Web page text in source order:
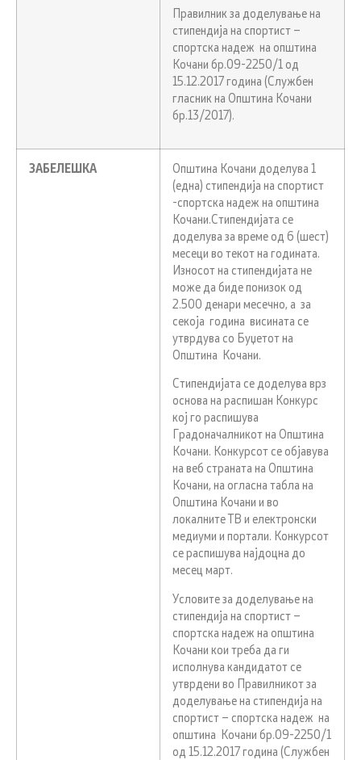
Правилник за доделување на
стипендија на спортист –
спортска надеж на општина
Кочани бр.09-2250/1 од
15.12.2017 година (Службен
гласник на Општина Кочани
бр.13/2017).
ЗАБЕЛЕШКА
Општина Кочани доделува 1
(една) стипендија на спортист
-спортска надеж на општина
Кочани.Стипендијата се
доделува за време од 6 (шест)
месеци во текот на годината.
Износот на стипендијата не
може да биде понизок од
2.500 денари месечно, а за
секоја година висината се
утврдува со Буџетот на
Општина Кочани.
Стипендијата се доделува врз
основа на распишан Конкурс
кој го распишува
Градоначалникот на Општина
Кочани. Конкурсот се објавува
на веб страната на Општина
Кочани, на огласна табла на
Општина Кочани и во
локалните ТВ и електронски
медиуми и портали. Конкурсот
се распишува најдоцна до
месец март.
Условите за доделување на
стипендија на спортист –
спортска надеж на општина
Кочани кои треба да ги
исполнува кандидатот се
утврдени во Правилникот за
доделување на стипендија на
спортист – спортска надеж на
општина Кочани бр.09-2250/1
од 15.12.2017 година (Службен